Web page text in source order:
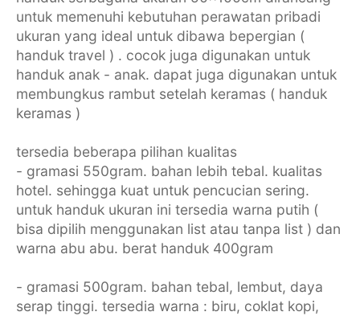
untuk memenuhi kebutuhan perawatan pribadi
ukuran yang ideal untuk dibawa bepergian (
handuk travel ) . cocok juga digunakan untuk
handuk anak - anak. dapat juga digunakan untuk
membungkus rambut setelah keramas ( handuk
keramas )
tersedia beberapa pilihan kualitas
- gramasi 550gram. bahan lebih tebal. kualitas
hotel. sehingga kuat untuk pencucian sering.
untuk handuk ukuran ini tersedia warna putih (
bisa dipilih menggunakan list atau tanpa list ) dan
warna abu abu. berat handuk 400gram
- gramasi 500gram. bahan tebal, lembut, daya
serap tinggi. tersedia warna : biru, coklat kopi,